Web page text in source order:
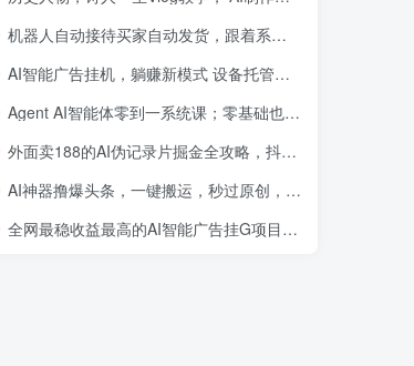
机器人自动接待买家自动发货，跟着系统学拼多多虚拟月入1-5万
AI智能广告挂机，躺赚新模式 设备托管运行，解放双手持续变现
Agent AI智能体零到一系统课；零基础也能学会自动化实战，从核心概念到Coze工作流搭建完整覆盖
外面卖188的AI伪记录片掘金全攻略，抖音图文新赛道，轻松涨粉变现，拿创作者伙伴计划收益【文档】
AI神器撸爆头条，一键搬运，秒过原创，有手就能做，每天稳定200+【揭秘】
全网最稳收益最高的AI智能广告挂G项目，日入400+，真正的躺賺项目【揭秘】